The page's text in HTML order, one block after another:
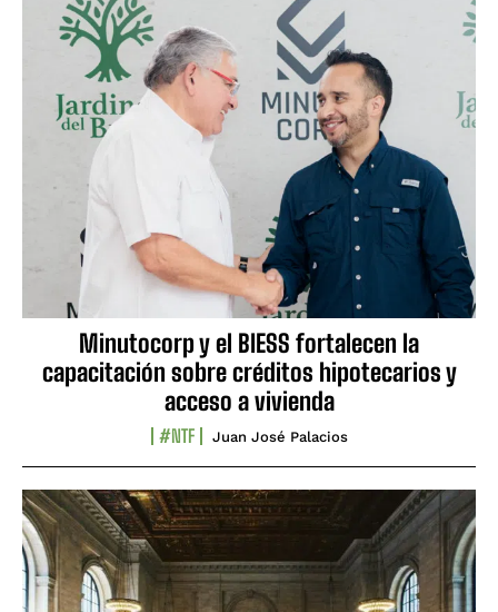
Minutocorp y el BIESS fortalecen la
capacitación sobre créditos hipotecarios y
acceso a vivienda
#NTF Juan José Palacios